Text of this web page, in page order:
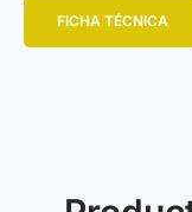
FICHA TÉCNICA